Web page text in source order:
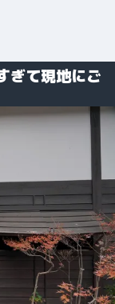
ぎて現地にご